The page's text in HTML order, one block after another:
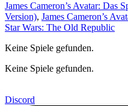
James Cameron’s Avatar: Das
Version), James Cameron’s
Star Wars: The Old Republic
Keine Spiele gefunden.
Keine Spiele gefunden.
Discord